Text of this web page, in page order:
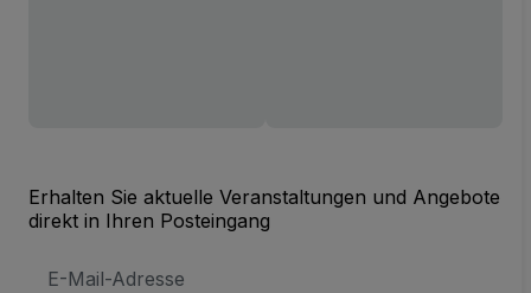
Erhalten Sie aktuelle Veranstaltungen und Angebote
direkt in Ihren Posteingang
Mail-